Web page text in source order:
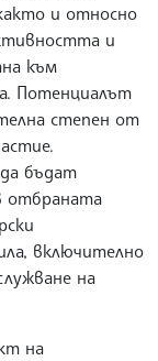
и относно
и
към
Потенциалът
степен от
бъдат
отбраната
включително
на
на